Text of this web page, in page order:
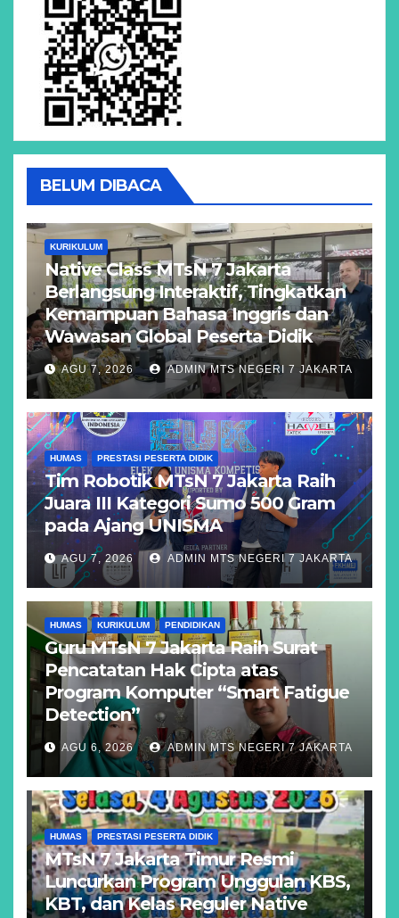
BELUM DIBACA
KURIKULUM
Native Class MTsN 7 Jakarta
Berlangsung Interaktif, Tingkatkan
Kemampuan Bahasa Inggris dan
Wawasan Global Peserta Didik
AGU 7, 2026 ADMIN MTS NEGERI 7 JAKARTA
HUMAS PRESTASI PESERTA DIDIK
Tim Robotik MTsN 7 Jakarta Raih
Juara III Kategori Sumo 500 Gram
pada Ajang UNISMA
AGU 7, 2026 ADMIN MTS NEGERI 7 JAKARTA
HUMAS KURIKULUM PENDIDIKAN
Guru MTsN 7 Jakarta Raih Surat
Pencatatan Hak Cipta atas
Program Komputer “Smart Fatigue
Detection”
AGU 6, 2026 ADMIN MTS NEGERI 7 JAKARTA
HUMAS PRESTASI PESERTA DIDIK
MTsN 7 Jakarta Timur Resmi
Luncurkan Program Unggulan KBS,
KBT, dan Kelas Reguler Native